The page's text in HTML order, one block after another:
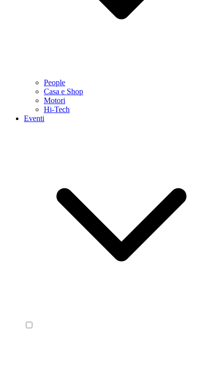
People
Casa e Shop
Motori
Hi-Tech
Eventi